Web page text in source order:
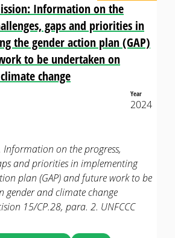
Information on the
gaps and priorities in
the gender action plan (GAP)
to be undertaken on
change
Year
2024
Information on the progress,
and priorities in implementing
plan (GAP) and future work to be
gender and climate change
15/CP.28, para. 2. UNFCCC